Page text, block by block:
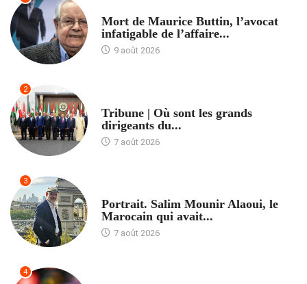
Mort de Maurice Buttin, l’avocat
infatigable de l’affaire...
9 août 2026
2
Tribune | Où sont les grands
dirigeants du...
7 août 2026
3
Portrait. Salim Mounir Alaoui, le
Marocain qui avait...
7 août 2026
4